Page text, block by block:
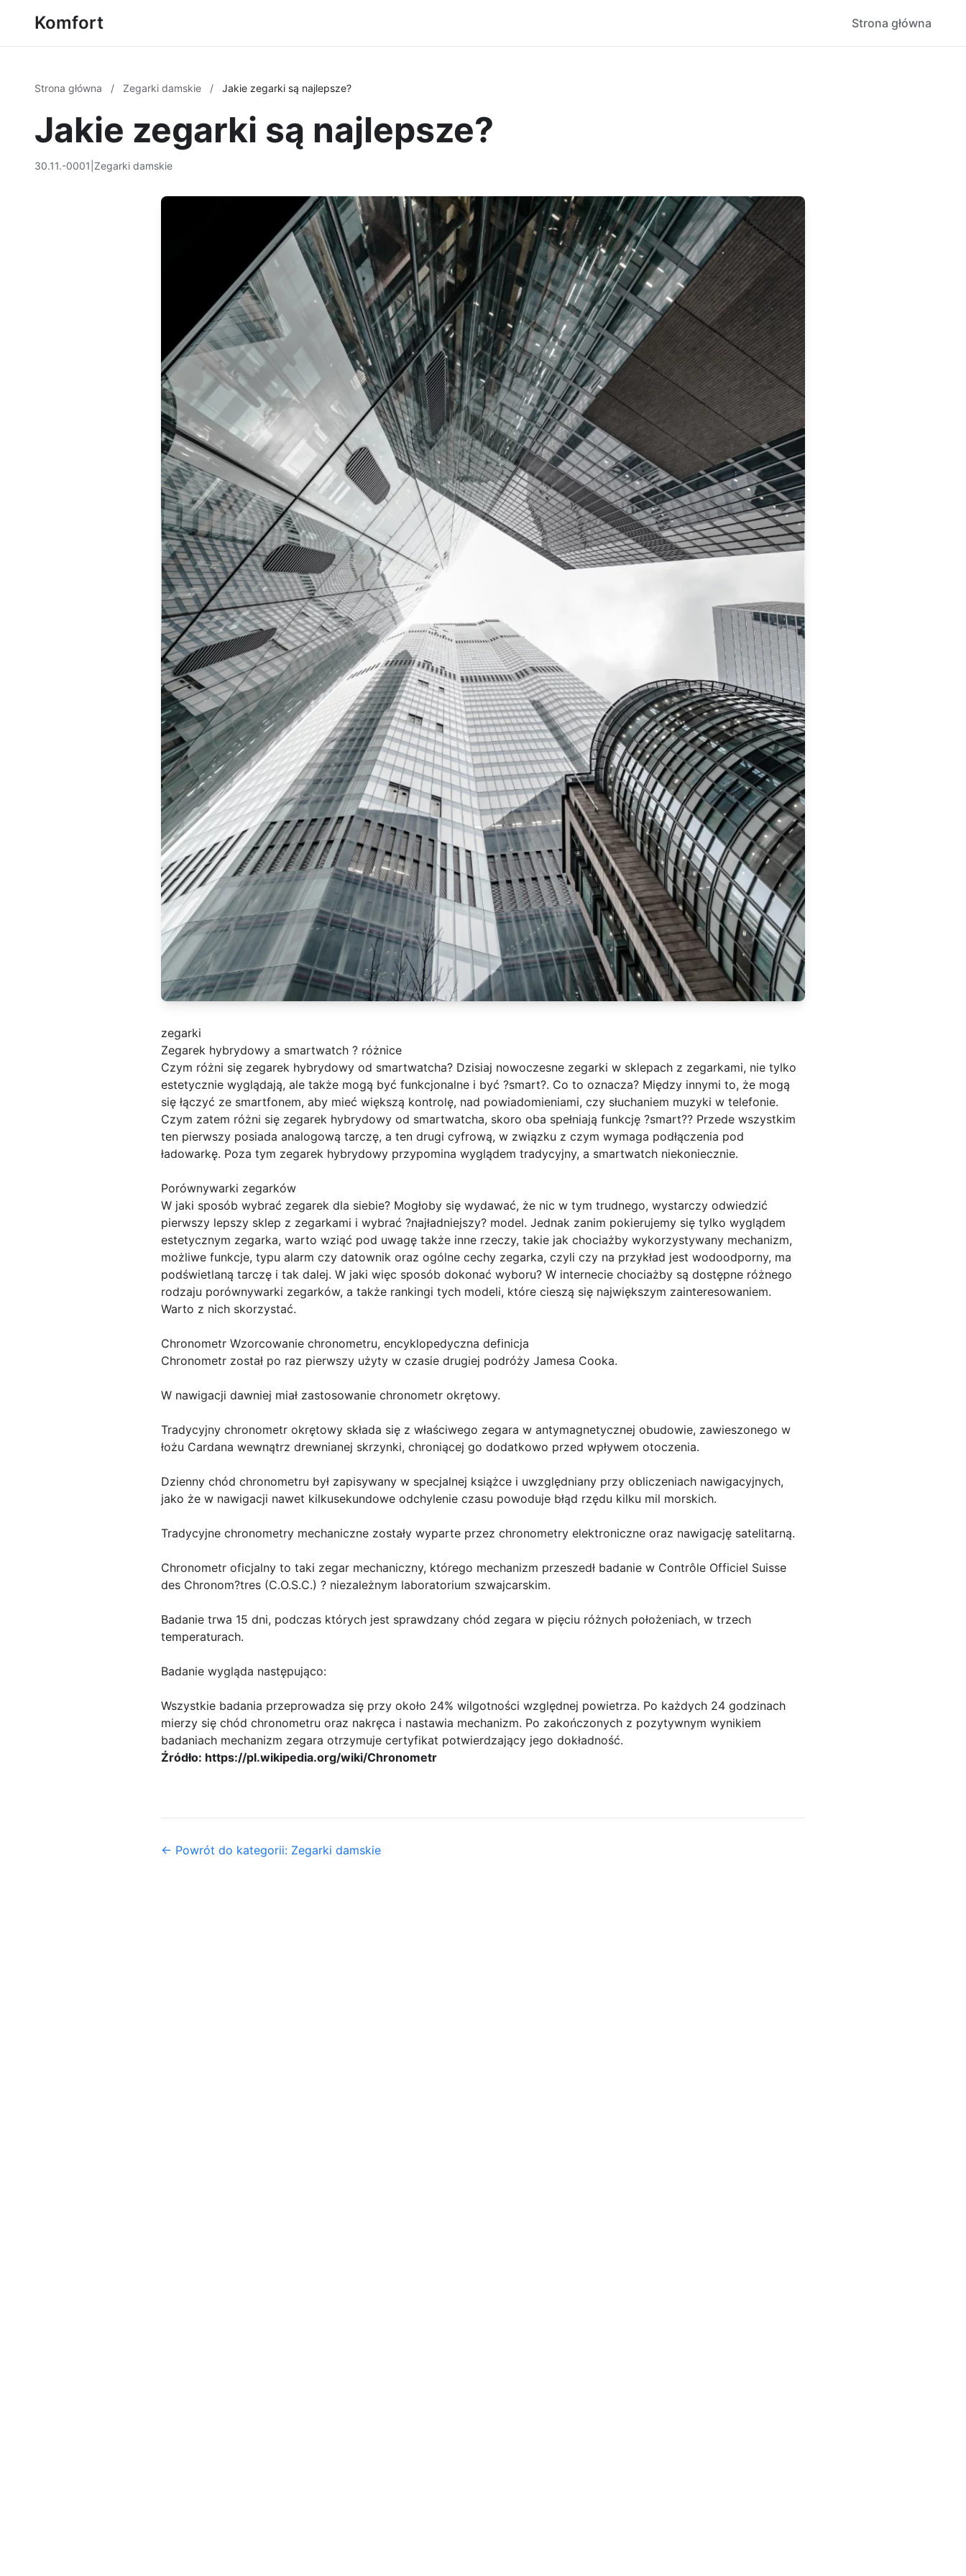
Komfort Strona główna
Strona główna / Zegarki damskie / Jakie zegarki są najlepsze?
Jakie zegarki są najlepsze?
30.11.-0001 Zegarki damskie
zegarki
Zegarek hybrydowy a smartwatch ? różnice
Czym różni się zegarek hybrydowy od smartwatcha? Dzisiaj nowoczesne zegarki w sklepach z zegarkami, nie tylko
estetycznie wyglądają, ale także mogą być funkcjonalne i być ?smart?. Co to oznacza? Między innymi to, że mogą
się łączyć ze smartfonem, aby mieć większą kontrolę, nad powiadomieniami, czy słuchaniem muzyki w telefonie.
Czym zatem różni się zegarek hybrydowy od smartwatcha, skoro oba spełniają funkcję ?smart?? Przede wszystkim
ten pierwszy posiada analogową tarczę, a ten drugi cyfrową, w związku z czym wymaga podłączenia pod
ładowarkę. Poza tym zegarek hybrydowy przypomina wyglądem tradycyjny, a smartwatch niekoniecznie.
Porównywarki zegarków
W jaki sposób wybrać zegarek dla siebie? Mogłoby się wydawać, że nic w tym trudnego, wystarczy odwiedzić
pierwszy lepszy sklep z zegarkami i wybrać ?najładniejszy? model. Jednak zanim pokierujemy się tylko wyglądem
estetycznym zegarka, warto wziąć pod uwagę także inne rzeczy, takie jak chociażby wykorzystywany mechanizm,
możliwe funkcje, typu alarm czy datownik oraz ogólne cechy zegarka, czyli czy na przykład jest wodoodporny, ma
podświetlaną tarczę i tak dalej. W jaki więc sposób dokonać wyboru? W internecie chociażby są dostępne różnego
rodzaju porównywarki zegarków, a także rankingi tych modeli, które cieszą się największym zainteresowaniem.
Warto z nich skorzystać.
Chronometr Wzorcowanie chronometru, encyklopedyczna definicja
Chronometr został po raz pierwszy użyty w czasie drugiej podróży Jamesa Cooka.
W nawigacji dawniej miał zastosowanie chronometr okrętowy.
Tradycyjny chronometr okrętowy składa się z właściwego zegara w antymagnetycznej obudowie, zawieszonego w
łożu Cardana wewnątrz drewnianej skrzynki, chroniącej go dodatkowo przed wpływem otoczenia.
Dzienny chód chronometru był zapisywany w specjalnej książce i uwzględniany przy obliczeniach nawigacyjnych,
jako że w nawigacji nawet kilkusekundowe odchylenie czasu powoduje błąd rzędu kilku mil morskich.
Tradycyjne chronometry mechaniczne zostały wyparte przez chronometry elektroniczne oraz nawigację satelitarną.
Chronometr oficjalny to taki zegar mechaniczny, którego mechanizm przeszedł badanie w Contrôle Officiel Suisse
des Chronom?tres (C.O.S.C.) ? niezależnym laboratorium szwajcarskim.
Badanie trwa 15 dni, podczas których jest sprawdzany chód zegara w pięciu różnych położeniach, w trzech
temperaturach.
Badanie wygląda następująco:
Wszystkie badania przeprowadza się przy około 24% wilgotności względnej powietrza. Po każdych 24 godzinach
mierzy się chód chronometru oraz nakręca i nastawia mechanizm. Po zakończonych z pozytywnym wynikiem
badaniach mechanizm zegara otrzymuje certyfikat potwierdzający jego dokładność.
Źródło: https://pl.wikipedia.org/wiki/Chronometr
← Powrót do kategorii: Zegarki damskie